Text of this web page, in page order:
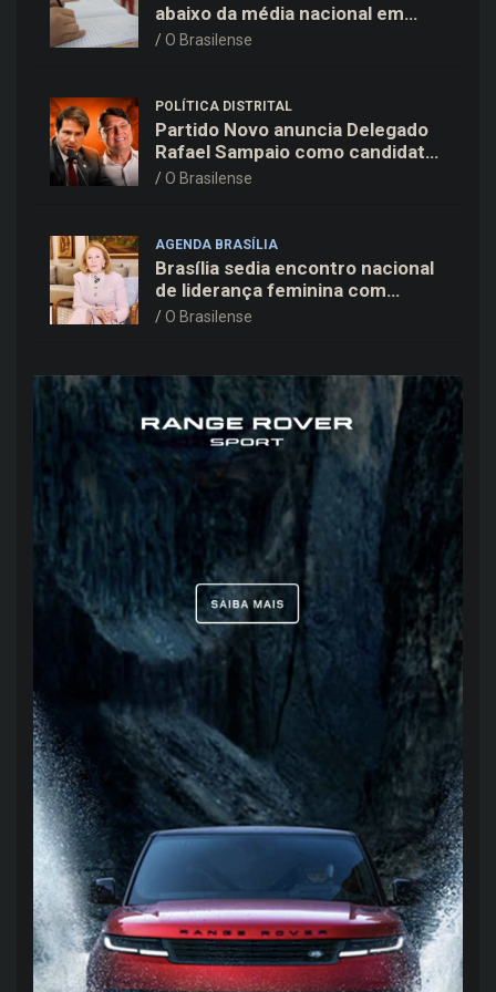
abaixo da média nacional em
todas as etapas de ensino,
O Brasilense
POLÍTICA DISTRITAL
Partido Novo anuncia Delegado
Rafael Sampaio como candidato
a vice-governador na chapa de
O Brasilense
AGENDA BRASÍLIA
Brasília sedia encontro nacional
de liderança feminina com
Janete Vaz, Carla Fonseca e
O Brasilense